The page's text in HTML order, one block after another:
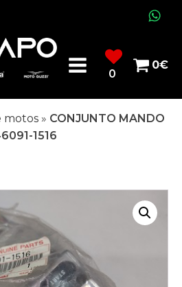
0
0€
motos » CONJUNTO MANDO
1516